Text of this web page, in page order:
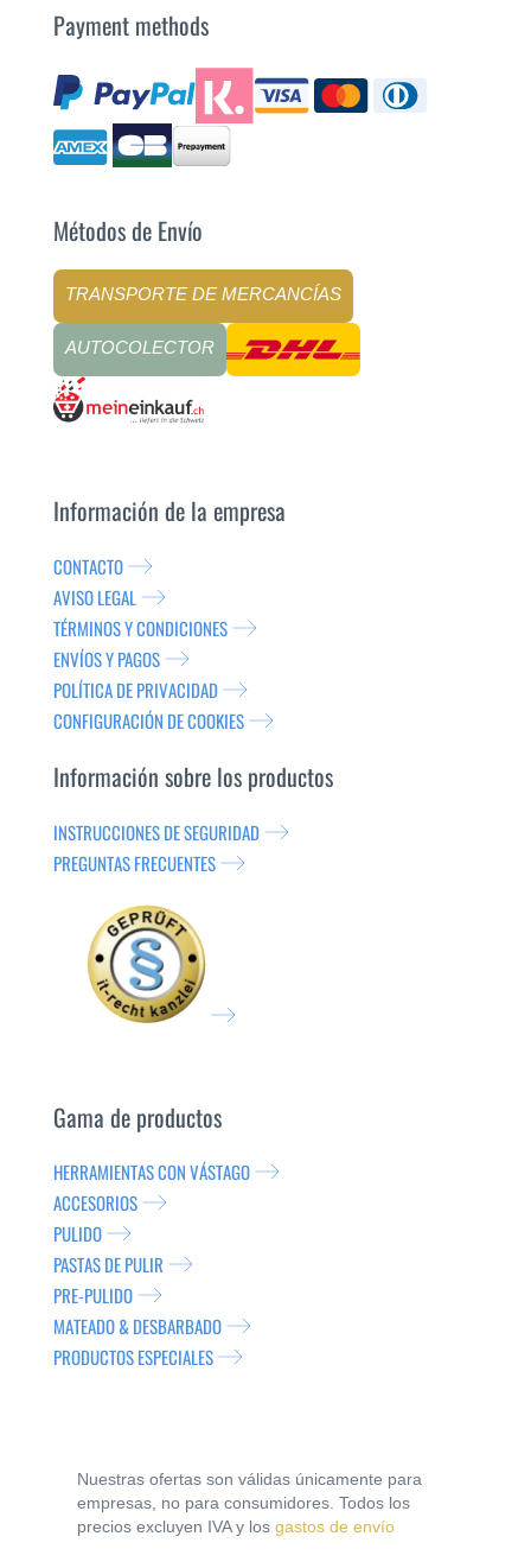
Payment methods
Métodos de Envío
TRANSPORTE DE MERCANCÍAS
AUTOCOLECTOR
Información de la empresa
CONTACTO
AVISO LEGAL
TÉRMINOS Y CONDICIONES
ENVÍOS Y PAGOS
POLÍTICA DE PRIVACIDAD
CONFIGURACIÓN DE COOKIES
Información sobre los productos
INSTRUCCIONES DE SEGURIDAD
PREGUNTAS FRECUENTES
Gama de productos
HERRAMIENTAS CON VÁSTAGO
ACCESORIOS
PULIDO
PASTAS DE PULIR
PRE-PULIDO
MATEADO & DESBARBADO
PRODUCTOS ESPECIALES
Nuestras ofertas son válidas únicamente para
empresas, no para consumidores. Todos los
precios excluyen IVA y los gastos de envío